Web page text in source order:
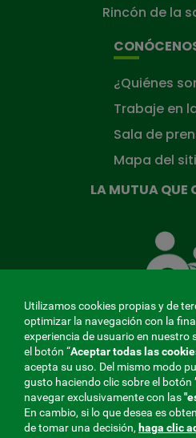
Rincón de la
¿Quiénes
Trabaje en
Sala de
Mapa del
LA MUTUA QUE
Mutua
que
ti
MENÚ
REDES
Utilizamos cookies propias y de
optimizar la navegación con la
experiencia de usuario en nuestro
el botón “Aceptar todas las
acepta su uso. Del mismo modo
gusto haciendo clic sobre el botón
navegar exclusivamente con las
En cambio, si lo que desea es
de tomar una decisión, haga clic